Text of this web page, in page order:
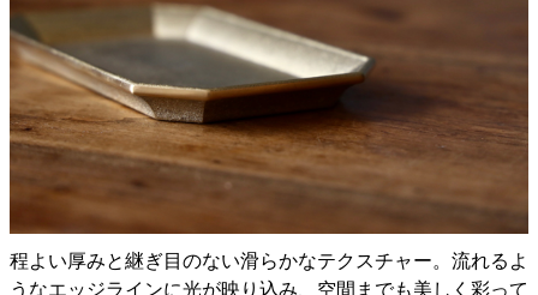
程よい厚みと継ぎ目のない滑らかなテクスチャー。流れるよ
うなエッジラインに光が映り込み、空間までも美しく彩って